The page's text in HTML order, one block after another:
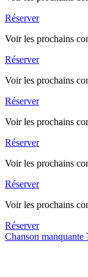
Réserver
Voir les prochains
Réserver
Voir les prochains
Réserver
Voir les prochains
Réserver
Voir les prochains
Réserver
Voir les prochains
Réserver
Chanson manquante